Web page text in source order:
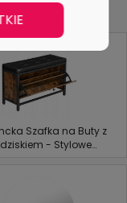
Szafka na Buty z
- Stylowe